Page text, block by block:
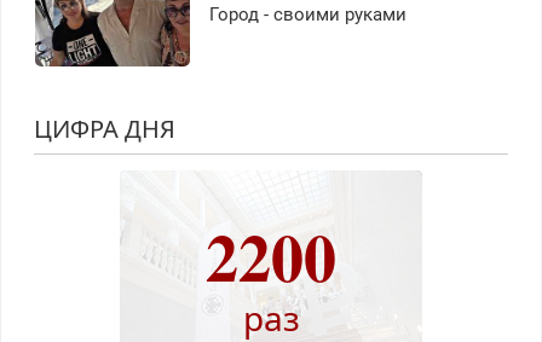
Город - своими руками
ЦИФРА ДНЯ
2200
раз